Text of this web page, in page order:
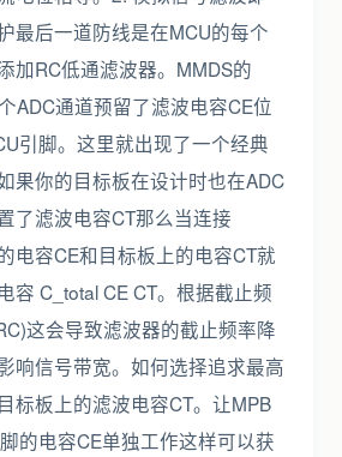
最后一道防线是在MCU的每个
加RC低通滤波器。MMDS的
ADC通道预留了滤波电容CE位
引脚。这里就出现了一个经典
果你的目标板在设计时也在ADC
了滤波电容CT那么当连接
电容CE和目标板上的电容CT就
容 C_total CE CT。根据截止频
这会导致滤波器的截止频率降
响信号带宽。如何选择追求最高
标板上的滤波电容CT。让MPB
的电容CE单独工作这样可以获